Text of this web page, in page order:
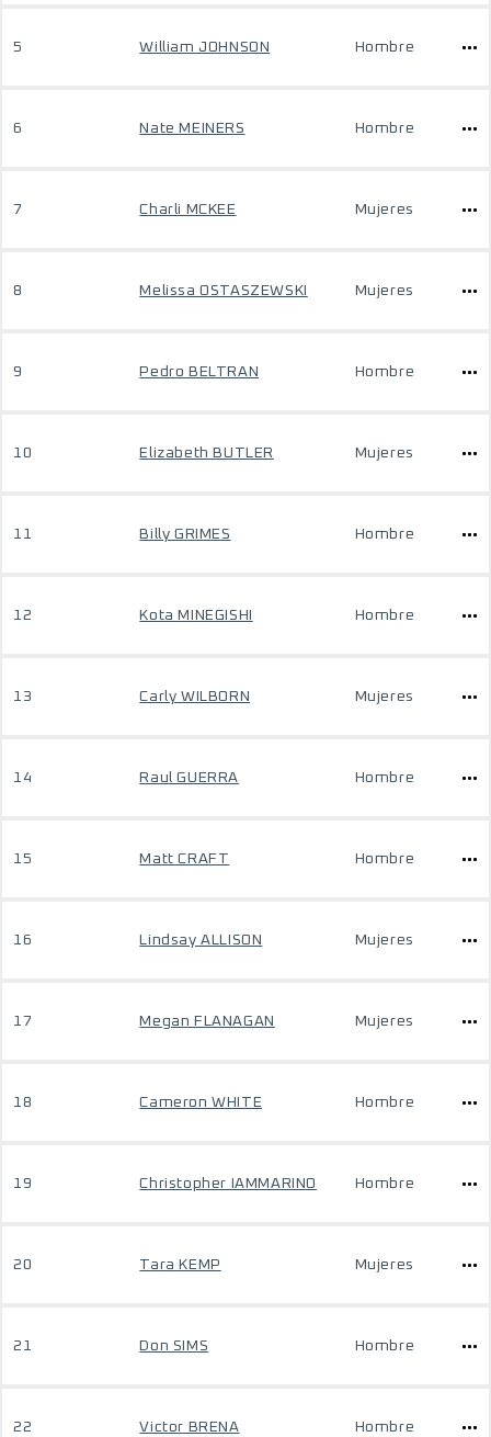
5 William JOHNSON Hombre
6 Nate MEINERS Hombre
7 Charli MCKEE Mujeres
8 Melissa OSTASZEWSKI Mujeres
9 Pedro BELTRAN Hombre
10 Elizabeth BUTLER Mujeres
11 Billy GRIMES Hombre
12 Kota MINEGISHI Hombre
13 Carly WILBORN Mujeres
14 Raul GUERRA Hombre
15 Matt CRAFT Hombre
16 Lindsay ALLISON Mujeres
17 Megan FLANAGAN Mujeres
18 Cameron WHITE Hombre
19 Christopher IAMMARINO Hombre
20 Tara KEMP Mujeres
21 Don SIMS Hombre
22 Victor BRENA Hombre